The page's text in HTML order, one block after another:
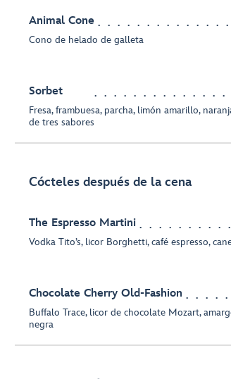
Animal Cone
Cono de helado de galleta
Sorbet
Fresa, frambuesa, parcha, limón amarillo,
de tres sabores
Cócteles después de la cena
The Espresso Martini
Vodka Tito’s, licor Borghetti, café espresso,
Chocolate Cherry Old-Fashion
Buffalo Trace, licor de chocolate Mozart,
negra